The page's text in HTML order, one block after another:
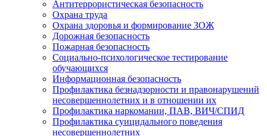
Антитеррористическая безопасность
Охрана труда
Охрана здоровья и формирование ЗОЖ
Дорожная безопасность
Пожарная безопасность
Социально-психологическое тестирование
обучающихся
Информационная безопасность
Профилактика безнадзорности и правонарушений
несовершеннолетних и в отношении их
Профилактика наркомании, ПАВ, ВИЧ/СПИД
Профилактика суицидального поведения
несовершеннолетних